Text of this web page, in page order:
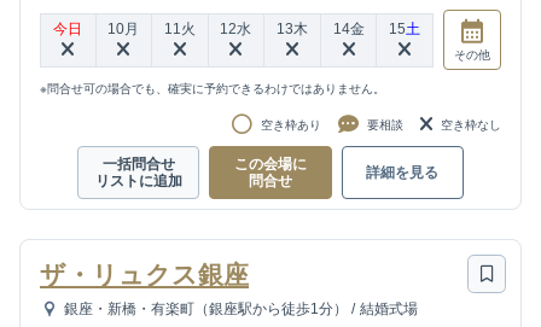
今日 10月 11 火 12水 13木 14金 15土
その他
※問合せ可の場合でも、確実に予約できるわけではありません。
空き枠あり 要相談 空き枠なし
一括問合せ
リストに追加
この会場に
問合せ
詳細を見る
ザ・リュクス銀座
銀座・新橋・有楽町（銀座駅から徒歩1分） / 結婚式場